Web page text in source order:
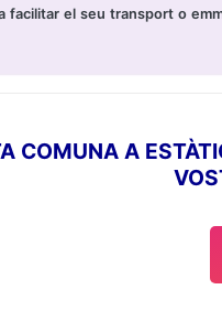
facilitar el seu transport o
COMUNA A